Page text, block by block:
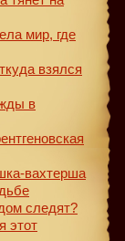
мир, где
взялся
в
вахтерша
следят?
этот